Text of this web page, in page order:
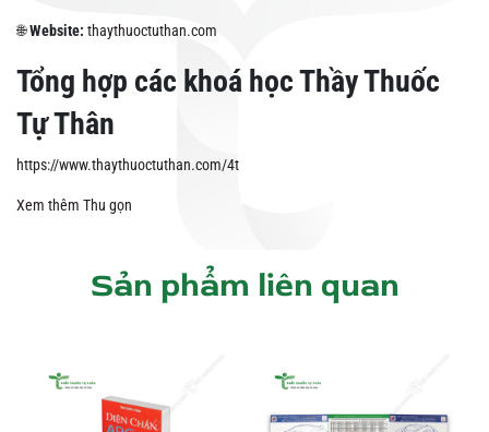
🌐Website: thaythuoctuthan.com
Tổng hợp các khoá học Thầy Thuốc
Tự Thân
https://www.thaythuoctuthan.com/4t
Xem thêm Thu gọn
Sản phẩm liên quan